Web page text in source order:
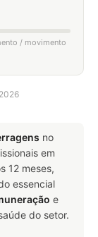
/ movimento
no
em
12 meses,
essencial
e
do setor.